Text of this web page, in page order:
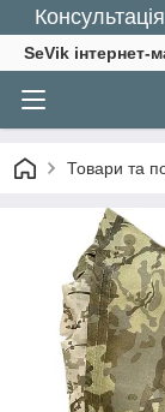
SeVik інтернет-
Товари та